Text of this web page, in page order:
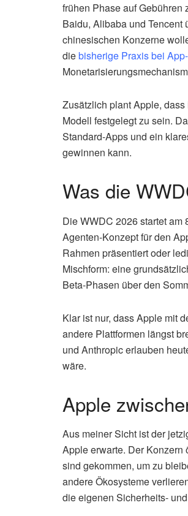
frühen Phase auf Gebühren
Baidu, Alibaba und
chinesischen Konzerne
diebisherige Praxis bei
Zusätzlich plant Apple,
Modell festgelegt zu sein.
Standard-Apps und ein
gewinnen kann.
Was die
Die WWDC 2026 startet
Agenten-Konzept für den
Rahmen präsentiert oder
Mischform: eine
Beta-Phasen über den
Klar ist nur, dass Apple mit
andere Plattformen längst
und Anthropic erlauben
wäre.
Apple
Aus meiner Sicht ist der
Apple erwarte. Der Konzern
sind gekommen, um zu
andere Ökosysteme
die eigenen Sicherheits-